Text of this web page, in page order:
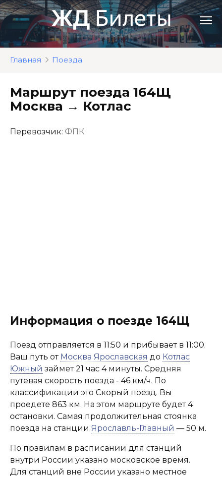
Перейти
к
контенту
Главная Поезда
Маршрут поезда 164Щ
Москва → Котлас
Перевозчик: ФПК
Информация о поезде 164Щ
Поезд отправляется в 11:50 и прибывает в 11:00.
Ваш путь от Москва Ярославская до Котлас
Южный займет 21 час 4 минуты. Средняя
путевая скорость поезда - 46 км/ч. По
классификации это Скорый поезд. Вы
проедете 863 км. На этом маршруте будет 4
остановки. Самая продолжительная стоянка
поезда на станции Ярославль-Главный — 50 м.
По правилам в расписании для станций
внутри России указано московское время.
Для станций вне России указано местное